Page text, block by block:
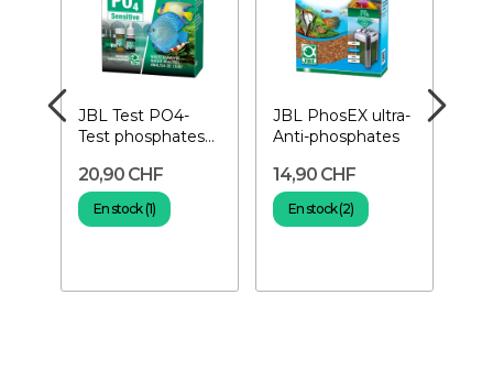
JBL Test PO4-
Test phosphates
20,90 CHF
En stock (1)
JBL PhosEX ultra-
Anti-phosphates
14,90 CHF
En stock (2)